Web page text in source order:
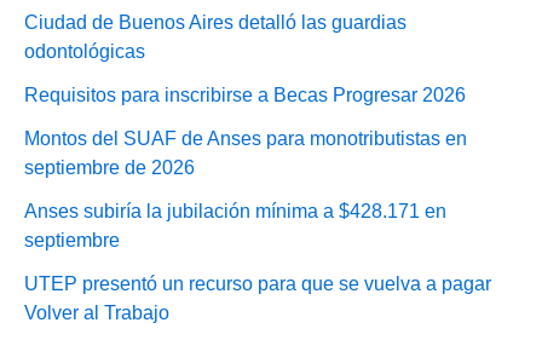
Ciudad de Buenos Aires detalló las guardias
odontológicas
Requisitos para inscribirse a Becas Progresar 2026
Montos del SUAF de Anses para monotributistas en
septiembre de 2026
Anses subiría la jubilación mínima a $428.171 en
septiembre
UTEP presentó un recurso para que se vuelva a pagar
Volver al Trabajo